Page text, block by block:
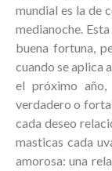
mundial es la de
medianoche.
buena fortuna,
cuando se aplica
el próximo
verdadero o
cada deseo
masticas cada
amorosa: una